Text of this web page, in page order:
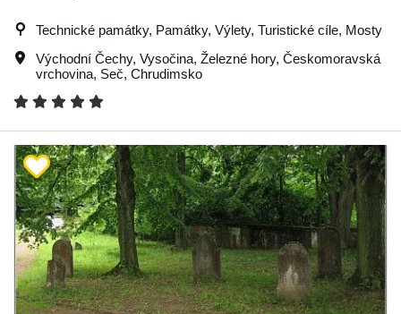
Technické památky, Památky, Výlety, Turistické cíle, Mosty
Východní Čechy, Vysočina, Železné hory, Českomoravská
vrchovina, Seč, Chrudimsko